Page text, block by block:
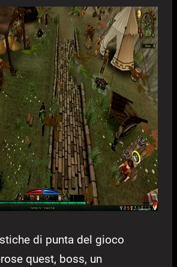
di punta del gioco
quest, boss, un